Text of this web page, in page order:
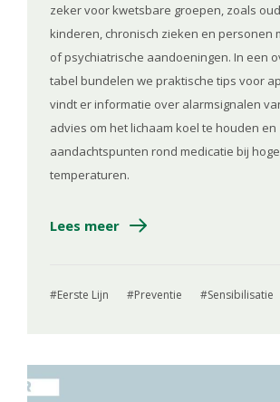
zeker voor kwetsbare groepen, zoals
kinderen, chronisch zieken en personen
of psychiatrische aandoeningen. In een
tabel bundelen we praktische tips voor
vindt er informatie over alarmsignalen
advies om het lichaam koel te houden en
aandachtspunten rond medicatie bij hoge
temperaturen.
Lees meer
Eerste Lijn Preventie Sensibilisatie
Image